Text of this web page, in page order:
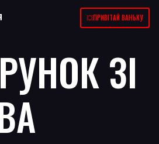
💥ПРИВІТАЙ ВАНЬКУ
ЗІ